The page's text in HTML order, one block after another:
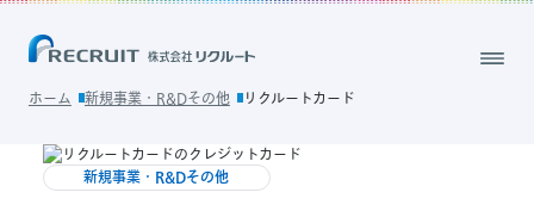
ホーム 新規事業・R&Dその他 リクルートカード
新規事業・R&Dその他